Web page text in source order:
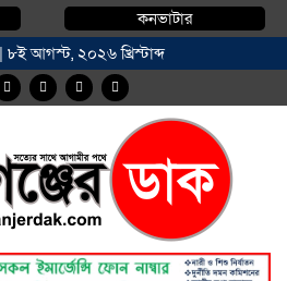
কনভাটার
আগস্ট, ২০২৬ খ্রিস্টাব্দ